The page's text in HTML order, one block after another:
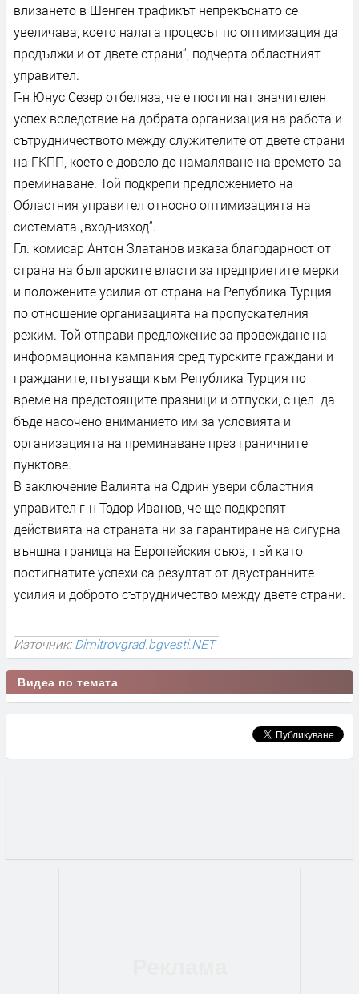
влизането в Шенген трафикът непрекъснато се
увеличава, което налага процесът по оптимизация да
продължи и от двете страни“, подчерта областният
управител.
Г-н Юнус Сезер отбеляза, че е постигнат значителен
успех вследствие на добрата организация на работа и
сътрудничеството между служителите от двете страни
на ГКПП, което е довело до намаляване на времето за
преминаване. Той подкрепи предложението на
Областния управител относно оптимизацията на
системата „вход-изход“.
Гл. комисар Антон Златанов изказа благодарност от
страна на българските власти за предприетите мерки
и положените усилия от страна на Република Турция
по отношение организацията на пропускателния
режим. Той отправи предложение за провеждане на
информационна кампания сред турските граждани и
гражданите, пътуващи към Република Турция по
време на предстоящите празници и отпуски, с цел да
бъде насочено вниманието им за условията и
организацията на преминаване през граничните
пунктове.
В заключение Валията на Одрин увери областния
управител г-н Тодор Иванов, че ще подкрепят
действията на страната ни за гарантиране на сигурна
външна граница на Европейския съюз, тъй като
постигнатите успехи са резултат от двустранните
усилия и доброто сътрудничество между двете страни.
Източник:Dimitrovgrad.bgvesti.NET
Видеа по темата